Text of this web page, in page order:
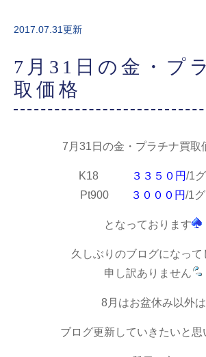
2017.07.31更新
7月31日の金・プ
取価格
7月31日の金・プラチナ買取
K18 ３３５０円/1
Pt900
３０００円/1
となっております
久しぶりのブログになって
申し訳ありません
8月はお盆休み以外は
ブログ更新していきたいと思